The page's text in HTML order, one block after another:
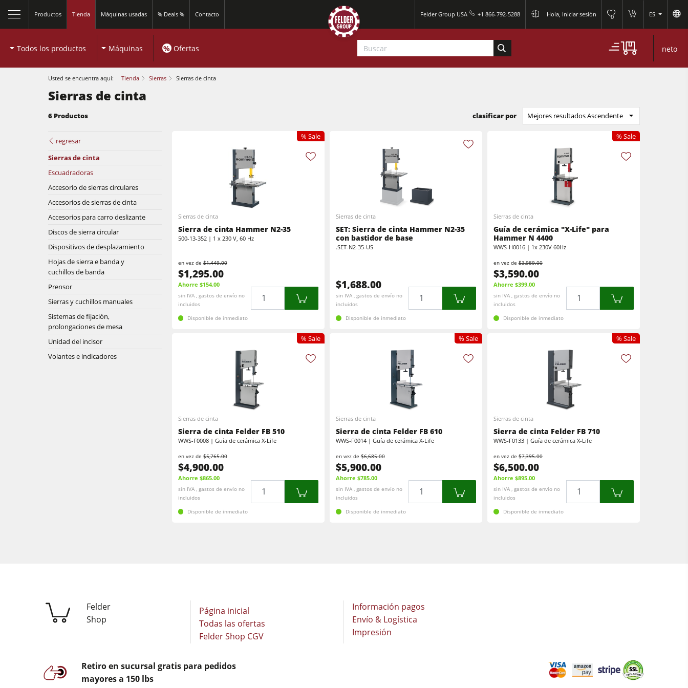
Productos Tienda Máquinas usadas % Deals % Contacto Felder Group USA +1 866-792-5288 Hola, Iniciar sesión 0
0 ES
Sierras circulares y escuadradoras Cepilladoras-regruesadoras
Tupís Escuadradoras-tupís
Combinadas de 5 operaciones Centros CNC
Encoladoras de cantos Calibradoras
Lijadoras de banda larga y de cantos
Sierras de cinta
Seccionadoras
Extractores de polvo con filtro de aire
Automatización y manipulación de materiales
Sierras circulares y escuadradoras Cepilladoras-regruesadoras
Encoladoras de cantos
Máquina de cepillado
Seccionadoras
Prensas de platos calientes & prensas de vacío Sistemas de aspiración
Alimentadores
Todos los productos Máquinas % Ofertas neto
Usted se encuentra aquí: Tienda Sierras Sierras de cinta
Sierras de cinta
6 Productos clasificar por Mejores resultados Ascendente
regresar
Sierras de cinta
Escuadradoras
Accesorio de sierras circulares
Accesorios de sierras de cinta
Accesorios para carro deslizante
Discos de sierra circular
Dispositivos de desplazamiento
Hojas de sierra e banda y
cuchillos de banda
Prensor
Sierras y cuchillos manuales
Sistemas de fijación,
prolongaciones de mesa
Unidad del incisor
Volantes e indicadores
% Sale
Sierras de cinta
Sierra de cinta Hammer N2-35
500-13-352 | 1 x 230 V, 60 Hz
en vez de$1,449.00
$1,295.00
Ahorre $154.00
sin IVA , gastos de envío no
incluidos
Disponible de inmediato
Sierras de cinta
SET: Sierra de cinta Hammer N2-35
con bastidor de base
.SET-N2-35-US
$1,688.00
sin IVA , gastos de envío no
incluidos
Disponible de inmediato
% Sale
Sierras de cinta
Guía de cerámica "X-Life" para
Hammer N 4400
WWS-H0016 | 1x 230V 60Hz
en vez de$3,989.00
$3,590.00
Ahorre $399.00
sin IVA , gastos de envío no
incluidos
Disponible de inmediato
% Sale
Sierras de cinta
Sierra de cinta Felder FB 510
WWS-F0008 | Guía de cerámica X-Life
en vez de$5,765.00
$4,900.00
Ahorre $865.00
sin IVA , gastos de envío no
incluidos
Disponible de inmediato
% Sale
Sierras de cinta
Sierra de cinta Felder FB 610
WWS-F0014 | Guía de cerámica X-Life
en vez de$6,685.00
$5,900.00
Ahorre $785.00
sin IVA , gastos de envío no
incluidos
Disponible de inmediato
% Sale
Sierras de cinta
Sierra de cinta Felder FB 710
WWS-F0133 | Guía de cerámica X-Life
en vez de$7,395.00
$6,500.00
Ahorre $895.00
sin IVA , gastos de envío no
incluidos
Disponible de inmediato
Felder
Shop
Página inicial
Todas las ofertas
Felder Shop CGV
Información pagos
Envío & Logística
Impresión
Retiro en sucursal gratis para pedidos
mayores a 150 lbs